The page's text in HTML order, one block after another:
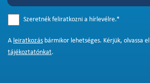
Szeretnék feliratkozni a hírlevélre.*
A leiratkozás bármikor lehetséges. Kérjük, olvassa el
tájékoztatónkat.